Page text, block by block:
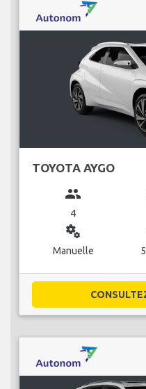
TOYOTA AYGO
group
4
miscellaneous_services
Manuelle